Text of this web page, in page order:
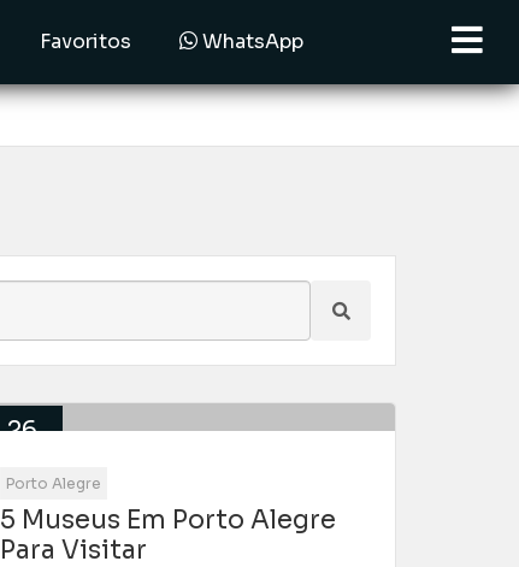
Favoritos WhatsApp
26
Ago
Porto Alegre
5 Museus Em Porto Alegre
Para Visitar